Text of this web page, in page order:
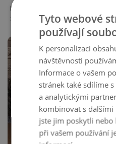
MAUI
22 499,00 KčTyto webové
používají
K personalizaci
návštěvnosti
Informace o vašem
stránek také sdílíme
a analytickými
kombinovat s
jste jim poskytli
při vašem používání